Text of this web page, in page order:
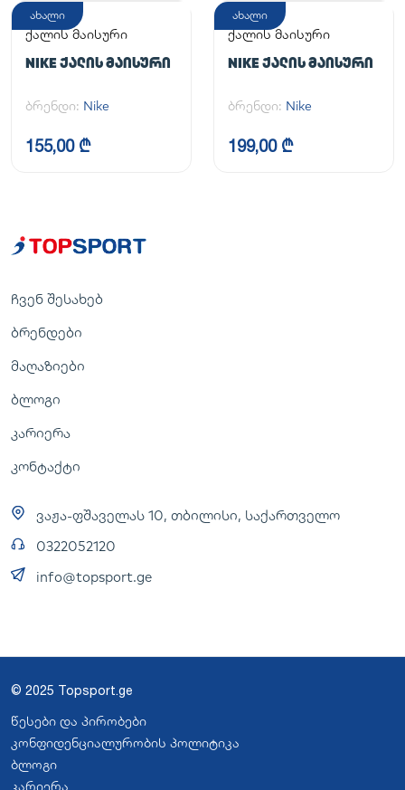
ახალი
ქალის მაისური
NIKE ᲥᲐᲚᲘᲡ ᲛᲐᲘᲡᲣᲠᲘ
ბრენდი: Nike
155,00 ₾
ახალი
ქალის მაისური
NIKE ᲥᲐᲚᲘᲡ ᲛᲐᲘᲡᲣᲠᲘ
ბრენდი: Nike
199,00 ₾
ჩვენ შესახებ
ბრენდები
მაღაზიები
ბლოგი
კარიერა
კონტაქტი
ვაჟა-ფშაველას 10, თბილისი, საქართველო
0322052120
info@topsport.ge
© 2025 Topsport.ge
წესები და პირობები
კონფიდენციალურობის პოლიტიკა
ბლოგი
კარიერა